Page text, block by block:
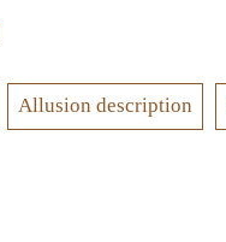
Allusion description